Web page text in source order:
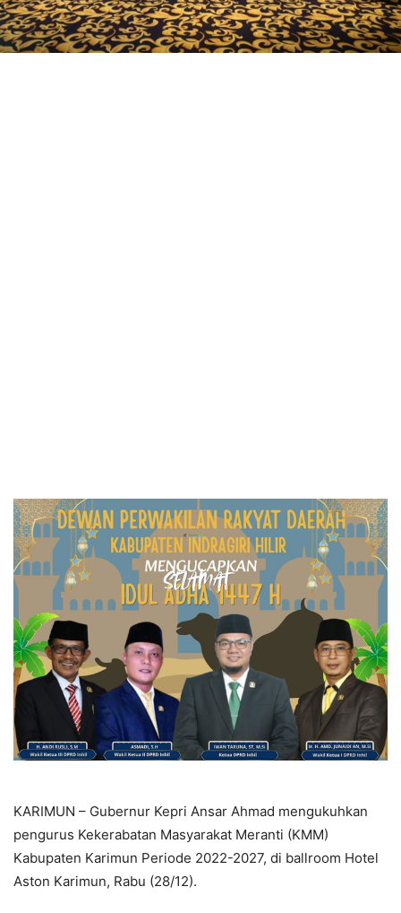
KARIMUN – Gubernur Kepri Ansar Ahmad mengukuhkan
pengurus Kekerabatan Masyarakat Meranti (KMM)
Kabupaten Karimun Periode 2022-2027, di ballroom Hotel
Aston Karimun, Rabu (28/12).